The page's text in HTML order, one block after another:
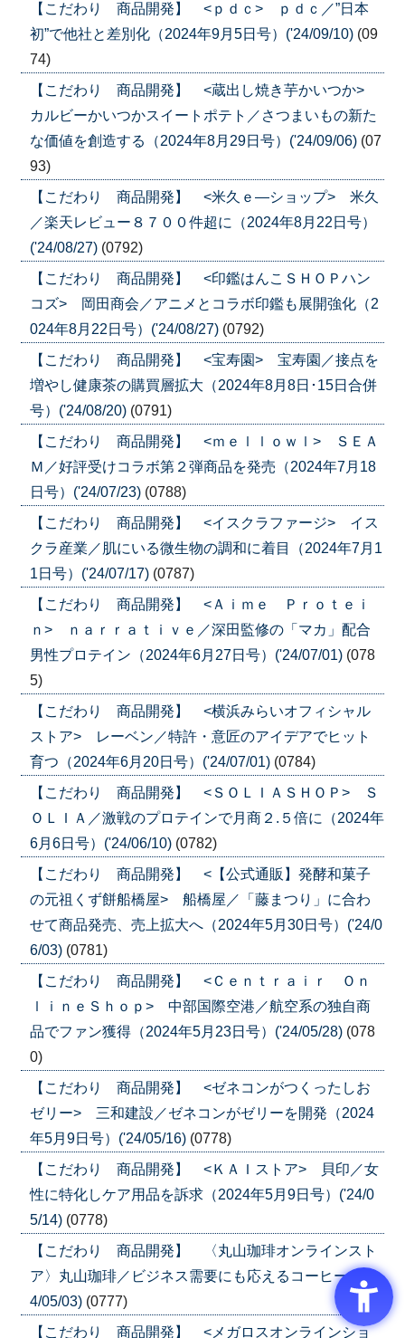
【こだわり 商品開発】 <ｐｄｃ> ｐｄｃ／”日本
初”で他社と差別化（2024年9月5日号）('24/09/10) (09
74)
【こだわり 商品開発】 <蔵出し焼き芋かいつか>
カルビーかいつかスイートポテト／さつまいもの新た
な価値を創造する（2024年8月29日号）('24/09/06) (07
93)
【こだわり 商品開発】 <米久ｅ―ショップ> 米久
／楽天レビュー８７００件超に（2024年8月22日号）
('24/08/27) (0792)
【こだわり 商品開発】 <印鑑はんこＳＨＯＰハン
コズ> 岡田商会／アニメとコラボ印鑑も展開強化（2
024年8月22日号）('24/08/27) (0792)
【こだわり 商品開発】 <宝寿園> 宝寿園／接点を
増やし健康茶の購買層拡大（2024年8月8日･15日合併
号）('24/08/20) (0791)
【こだわり 商品開発】 <ｍｅｌｌｏｗｌ> ＳＥＡ
Ｍ／好評受けコラボ第２弾商品を発売（2024年7月18
日号）('24/07/23) (0788)
【こだわり 商品開発】 <イスクラファージ> イス
クラ産業／肌にいる微生物の調和に着目（2024年7月1
1日号）('24/07/17) (0787)
【こだわり 商品開発】 <Ａｉｍｅ Ｐｒｏｔｅｉ
ｎ> ｎａｒｒａｔｉｖｅ／深田監修の「マカ」配合
男性プロテイン（2024年6月27日号）('24/07/01) (078
5)
【こだわり 商品開発】 <横浜みらいオフィシャル
ストア> レーベン／特許・意匠のアイデアでヒット
育つ（2024年6月20日号）('24/07/01) (0784)
【こだわり 商品開発】 <ＳＯＬＩＡＳＨＯＰ> Ｓ
ＯＬＩＡ／激戦のプロテインで月商２.５倍に（2024年
6月6日号）('24/06/10) (0782)
【こだわり 商品開発】 <【公式通販】発酵和菓子
の元祖くず餅船橋屋> 船橋屋／「藤まつり」に合わ
せて商品発売、売上拡大へ（2024年5月30日号）('24/0
6/03) (0781)
【こだわり 商品開発】 <Ｃｅｎｔｒａｉｒ Ｏｎ
ｌｉｎｅＳｈｏｐ> 中部国際空港／航空系の独自商
品でファン獲得（2024年5月23日号）('24/05/28) (078
0)
【こだわり 商品開発】 <ゼネコンがつくったしお
ゼリー> 三和建設／ゼネコンがゼリーを開発（2024
年5月9日号）('24/05/16) (0778)
【こだわり 商品開発】 <ＫＡＩストア> 貝印／女
性に特化しケア用品を訴求（2024年5月9日号）('24/0
5/14) (0778)
【こだわり 商品開発】 〈丸山珈琲オンラインスト
ア〉丸山珈琲／ビジネス需要にも応えるコーヒーを('2
4/05/03) (0777)
【こだわり 商品開発】 <メガロスオンラインショ